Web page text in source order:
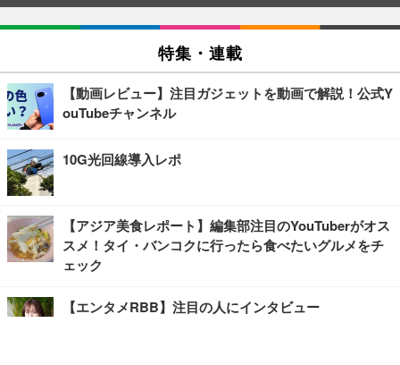
特集・連載
【動画レビュー】注目ガジェットを動画で解説！公式Y
ouTubeチャンネル
10G光回線導入レポ
【アジア美食レポート】編集部注目のYouTuberがオス
スメ！タイ・バンコクに行ったら食べたいグルメをチ
ェック
【エンタメRBB】注目の人にインタビュー